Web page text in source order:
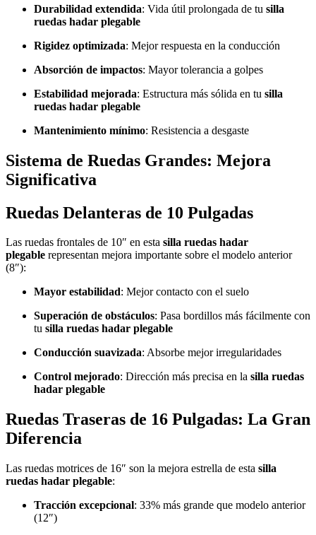
Durabilidad extendida: Vida útil prolongada de tu silla
ruedas hadar plegable
Rigidez optimizada: Mejor respuesta en la conducción
Absorción de impactos: Mayor tolerancia a golpes
Estabilidad mejorada: Estructura más sólida en tu silla
ruedas hadar plegable
Mantenimiento mínimo: Resistencia a desgaste
Sistema de Ruedas Grandes: Mejora
Significativa
Ruedas Delanteras de 10 Pulgadas
Las ruedas frontales de 10″ en esta silla ruedas hadar
plegable representan mejora importante sobre el modelo anterior
(8″):
Mayor estabilidad: Mejor contacto con el suelo
Superación de obstáculos: Pasa bordillos más fácilmente con
tu silla ruedas hadar plegable
Conducción suavizada: Absorbe mejor irregularidades
Control mejorado: Dirección más precisa en la silla ruedas
hadar plegable
Ruedas Traseras de 16 Pulgadas: La Gran
Diferencia
Las ruedas motrices de 16″ son la mejora estrella de esta silla
ruedas hadar plegable:
Tracción excepcional: 33% más grande que modelo anterior
(12″)